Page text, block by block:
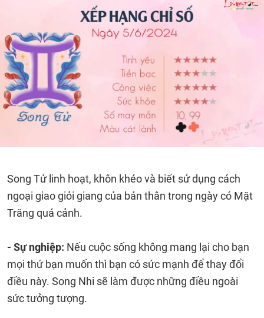
Song Tử linh hoạt, khôn khéo và biết sử dụng cách
ngoại giao giỏi giang của bản thân trong ngày có Mặt
Trăng quá cảnh.
- Sự nghiệp: Nếu cuộc sống không mang lại cho bạn
mọi thứ bạn muốn thì bạn có sức mạnh để thay đổi
điều này. Song Nhi sẽ làm được những điều ngoài
sức tưởng tượng.